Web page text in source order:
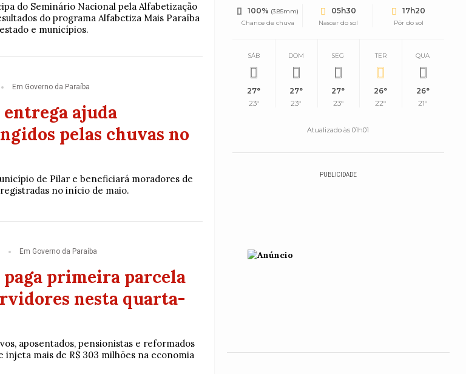
do Seminário Nacional pela Alfabetização
do programa Alfabetiza Mais Paraíba
e municípios.
Em Governo da Paraíba
ajuda
pelas chuvas no
de Pilar e beneficiará moradores de
no início de maio.
Em Governo da Paraíba
paga primeira parcela
nesta quarta-
aposentados, pensionistas e reformados
mais de R$ 303 milhões na economia
100% (3.85mm)
Chance de chuva
05h30
Nascer do sol
17h20
Pôr do sol
SÁB
27°
23°
DOM
27°
23°
SEG
27°
23°
TER
26°
22°
QUA
26°
21°
Atualizado às 01h01
PUBLICIDADE